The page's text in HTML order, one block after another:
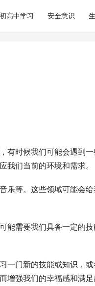
初高中学习 安全意识
有时候我们可能会遇到
我们当前的环境和需求。
乐等。这些领域可能会
能需要我们具备一定的
一门新的技能或知识，
强我们的幸福感和满足